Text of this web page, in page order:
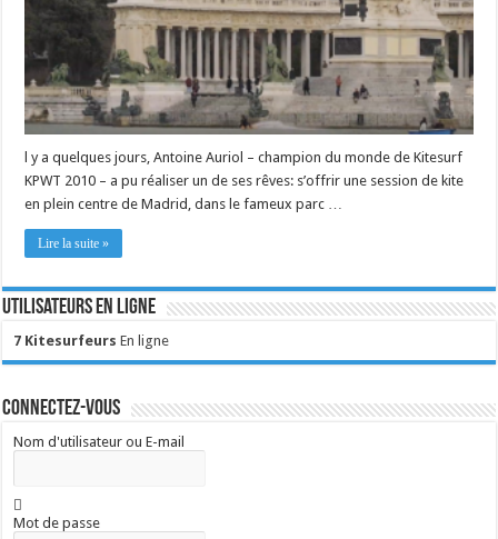
l y a quelques jours, Antoine Auriol – champion du monde de Kitesurf
KPWT 2010 – a pu réaliser un de ses rêves: s’offrir une session de kite
en plein centre de Madrid, dans le fameux parc …
Lire la suite »
Utilisateurs en ligne
7 Kitesurfeurs En ligne
Connectez-vous
Nom d'utilisateur ou E-mail
Mot de passe